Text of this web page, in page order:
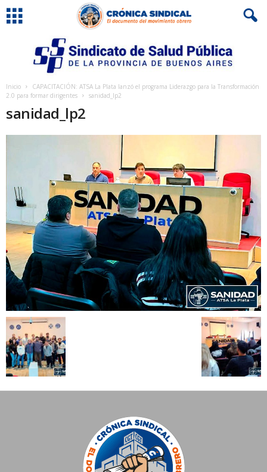
Inicio
CAPACITACIÓN: ATSA La Plata lanzó el programa Liderazgo para la Transformación
2.0 para formar dirigentes
sanidad_lp2
sanidad_lp2